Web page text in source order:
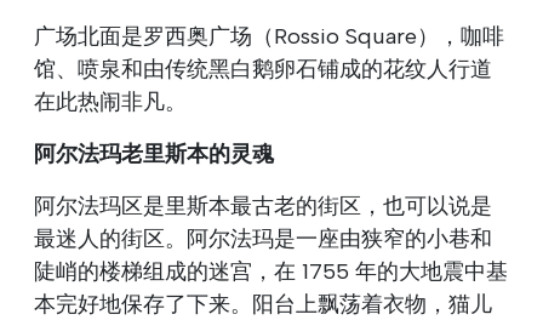
广场北面是罗西奥广场（Rossio Square），咖啡
馆、喷泉和由传统黑白鹅卵石铺成的花纹人行道
在此热闹非凡。
阿尔法玛老里斯本的灵魂
阿尔法玛区是里斯本最古老的街区，也可以说是
最迷人的街区。阿尔法玛是一座由狭窄的小巷和
陡峭的楼梯组成的迷宫，在 1755 年的大地震中基
本完好地保存了下来。阳台上飘荡着衣物，猫儿